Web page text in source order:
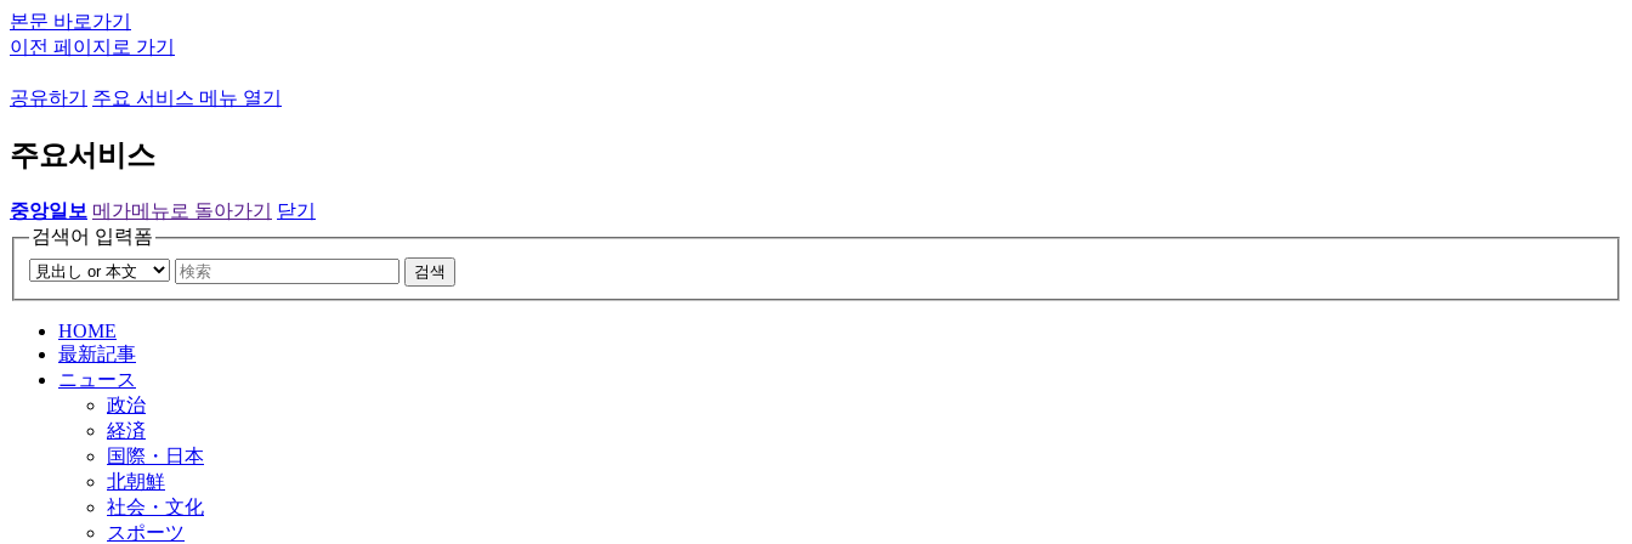
본문 바로가기
이전 페이지로 가기
공유하기 주요 서비스 메뉴 열기
주요서비스
중앙일보 메가메뉴로 돌아가기
닫기
검색어 입력폼
검색
HOME
最新記事
ニュース
政治
経済
国際・日本
北朝鮮
社会・文化
スポーツ